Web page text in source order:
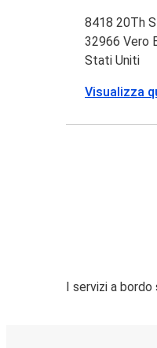
8418 20Th
32966 Vero
Stati Uniti
Visualizza
I servizi a